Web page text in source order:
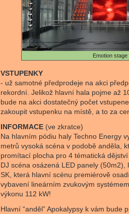
Emotion stage
VSTUPENKY
- už samotné předprodeje na akci
rekordní. Jelikož hlavní hala pojme až
bude na akci dostatečný počet
zakoupit vstupenku na místě, a to za
INFORMACE (ve zkratce)
Na hlavním pódiu haly Techno Energy
metrů vysoká scéna v podobě anděla,
promítací plocha pro 4 tématická
DJ scéna osázená LED panely (50m2),
SK, která hlavní scénu premiérově
vybavení lineárním zvukovým
výkonu 112 kW!
Hlavní “anděl” Apokalypsy k vám bude